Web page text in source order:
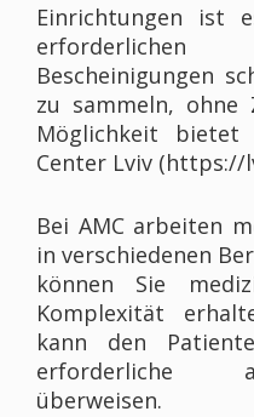
Einrichtungen ist
Bescheinigungen
zu sammeln, ohne
Möglichkeit bietet
Center Lviv (https://
Bei AMC arbeiten
in verschiedenen
können Sie
Komplexität
kann den
erforderliche
überweisen.